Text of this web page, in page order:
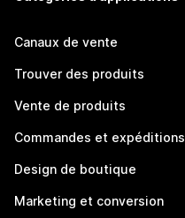
Canaux de vente
Trouver des produits
Vente de produits
Commandes et expéditions
Design de boutique
Marketing et conversion